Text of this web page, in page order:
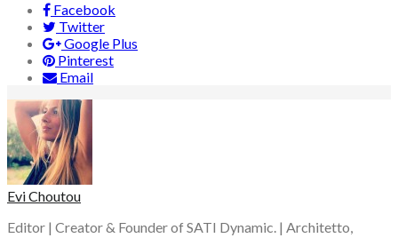
Facebook
Twitter
Google Plus
Pinterest
Email
Evi Choutou
Editor | Creator & Founder of SATI Dynamic. | Architetto,